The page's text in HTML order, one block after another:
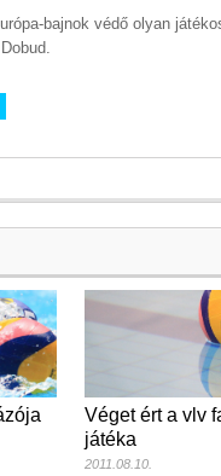
bajnok védő olyan
Véget ért a vlv
játéka
2011.08.10.